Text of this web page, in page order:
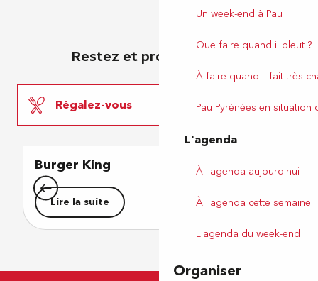
Un week-end à Pau
Que faire quand il pleut ?
À faire quand il fait très
Pau Pyrénées en situation
L'agenda
À l'agenda aujourd'hui
À l'agenda cette semaine
L'agenda du week-end
Organiser
Restez et profitez de Pau
Régalez-vous
Amusez-vous
Burger King
Lire la suite